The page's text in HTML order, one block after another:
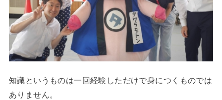
知識というものは一回経験しただけで身につくものでは
ありません。